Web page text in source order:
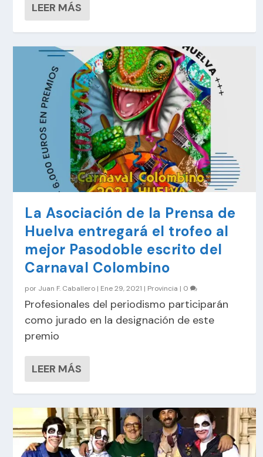
LEER MÁS
La Asociación de la Prensa de
Huelva entregará el trofeo al
mejor Pasodoble escrito del
Carnaval Colombino
por Juan F. Caballero | Ene 29, 2021 | Provincia | 0
Profesionales del periodismo participarán
como jurado en la designación de este
premio
LEER MÁS